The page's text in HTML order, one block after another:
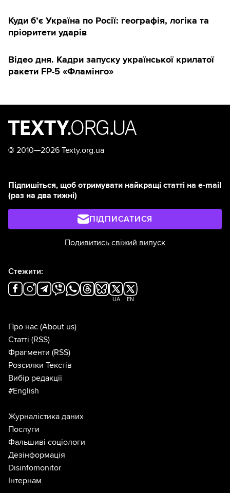
Куди б’є Україна по Росії: географія, логіка та
пріоритети ударів
Відео дня. Кадри запуску української крилатої
ракети FP-5 «Фламінго»
© 2010—2026 Texty.org.ua
Підпишіться, щоб отримувати найкращі статті на e-mail
(раз на два тижні)
ПІДПИСАТИСЯ
Подивитись свіжий випуск
Стежити:
UA EN
Про нас (About us)
Статті (RSS)
Фрагменти (RSS)
Розсилки Текстів
Вибір редакції
#English
Журналістика даних
Послуги
Фальшиві соціологи
Дезінформація
Disinfomonitor
Інтернам